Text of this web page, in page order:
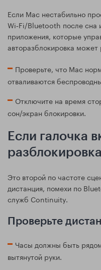
Если Mac нестабильно
Wi‑Fi/Bluetooth после сна
приложения, которые
авторазблокировка может
Проверьте, что Mac
отваливаются
Отключите на время
сон/экран блокировки.
Если галочка
Это второй по частоте
дистанция, помехи по
служб Continuity.
Проверьте
Часы должны быть
вытянутой руки.